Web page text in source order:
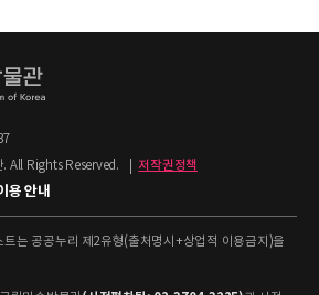
All Rights Reserved.
저작권정책
용 안내
는 공공누리 제2유형(출처명시+상업적 이용금지)을